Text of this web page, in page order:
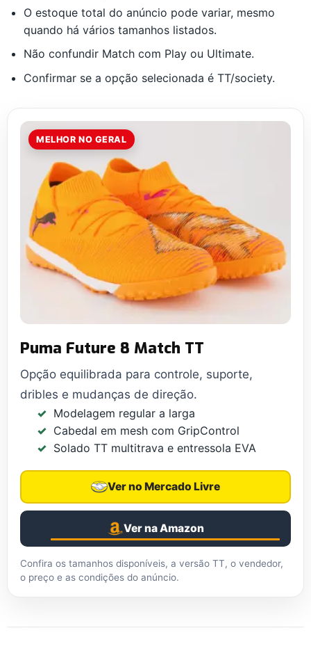
O estoque total do anúncio pode variar, mesmo
quando há vários tamanhos listados.
Não confundir Match com Play ou Ultimate.
Confirmar se a opção selecionada é TT/society.
MELHOR NO GERAL
Puma Future 8 Match TT
Opção equilibrada para controle, suporte,
dribles e mudanças de direção.
Modelagem regular a larga
Cabedal em mesh com GripControl
Solado TT multitrava e entressola EVA
Ver no Mercado Livre
Ver na Amazon
Confira os tamanhos disponíveis, a versão TT, o vendedor,
o preço e as condições do anúncio.